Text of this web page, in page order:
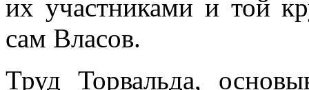
их участника­ми и той
сам Власов.
Труд Торвальда,